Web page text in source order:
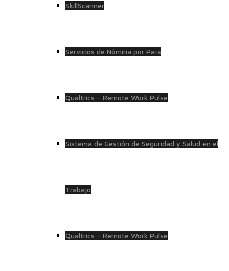
SkillScanner
Servicios de Nómina por País
Qualtrics – Remote Work Pulse
Sistema de Gestión de Seguridad y Salud en el
Trabajo
Qualtrics – Remote Work Pulse